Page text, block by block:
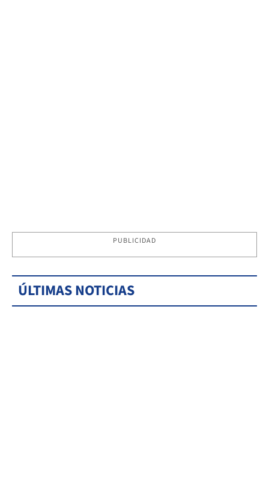
PUBLICIDAD
ÚLTIMAS NOTICIAS